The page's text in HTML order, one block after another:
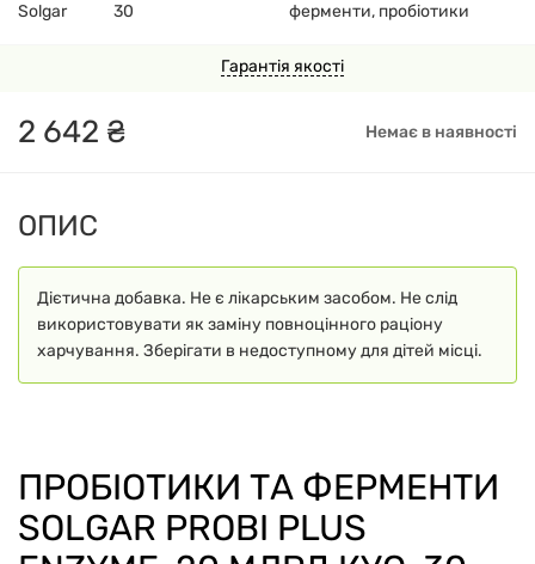
Гарантія якості
2 642 ₴ Немає в наявності
Solgar 30 ферменти, пробіотики
ОПИС
Дієтична добавка. Не є лікарським засобом. Не слід
використовувати як заміну повноцінного раціону
харчування. Зберігати в недоступному для дітей місці.
ПРОБІОТИКИ ТА ФЕРМЕНТИ
SOLGAR PROBI PLUS